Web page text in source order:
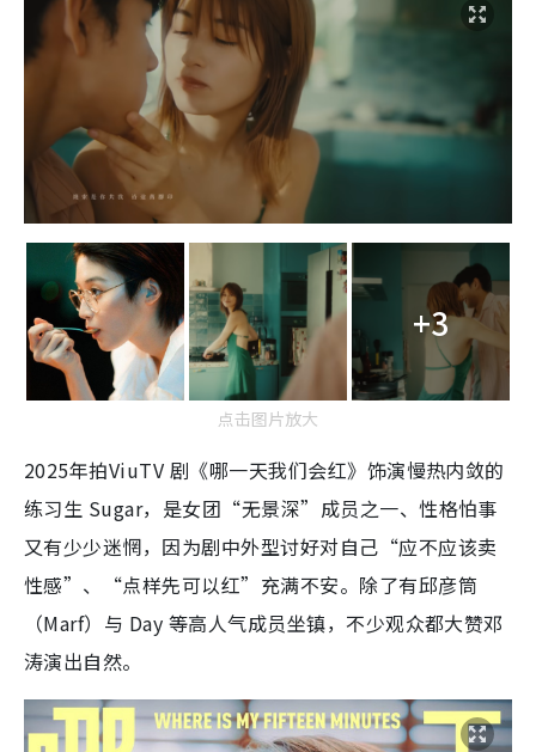
+3
点击图片放大
2025年拍ViuTV 剧《哪一天我们会红》饰演慢热内敛的
练习生 Sugar，是女团“无景深”成员之一、性格怕事
又有少少迷惘，因为剧中外型讨好对自己“应不应该卖
性感”、“点样先可以红”充满不安。除了有邱彦筒
（Marf）与 Day 等高人气成员坐镇，不少观众都大赞邓
涛演出自然。